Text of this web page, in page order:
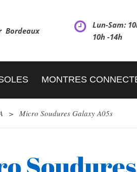
Bordeaux
Lun-Sam:
10h -14h
MONTRES
> Micro Soudures Galaxy A05s